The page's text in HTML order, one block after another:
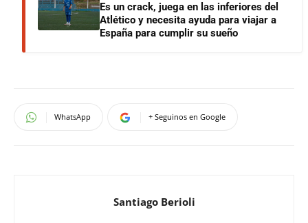
Es un crack, juega en las inferiores del
Atlético y necesita ayuda para viajar a
España para cumplir su sueño
WhatsApp + Seguinos en Google
Santiago Berioli